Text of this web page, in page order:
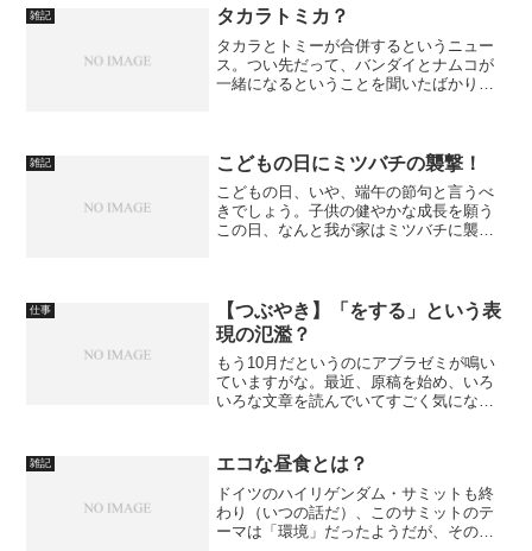
は、安全な場所に立ち止まってから！
雑記 タカラトミカ？
タカラとトミーが合併するというニュー
ス。つい先だって、バンダイとナムコが
一緒になるということを聞いたばかりだ
雑記 こどもの日にミツバチの襲撃！
こどもの日、いや、端午の節句と言うべ
きでしょう。子供の健やかな成長を願う
この日、なんと我が家はミツバチに襲撃
仕事
【つぶやき】「をする」という表
現の氾濫？
もう10月だというのにアブラゼミが鳴い
ていますがな。最近、原稿を始め、いろ
いろな文章を読んでいてすごく気になる
なってきたということなんです。
雑記 エコな昼食とは？
ドイツのハイリゲンダム・サミットも終
わり（いつの話だ）、このサミットのテ
ーマは「環境」だったようだが、その成